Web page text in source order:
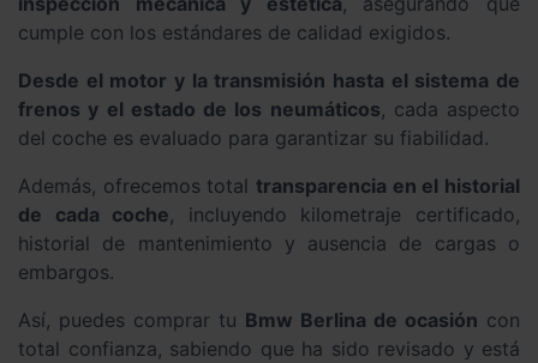
cumple con los estándares de calidad exigidos.
Desde el motor y la transmisión hasta el sistema de
frenos y el estado de los neumáticos, cada aspecto
del coche es evaluado para garantizar su fiabilidad.
Además, ofrecemos total transparencia en el historial
de cada coche, incluyendo kilometraje certificado,
historial de mantenimiento y ausencia de cargas o
embargos.
Así, puedes comprar tu Bmw Berlina de ocasión con
total confianza, sabiendo que ha sido revisado y está